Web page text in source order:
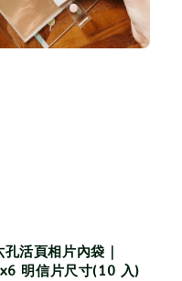
孔活頁相片內袋｜
明信片尺寸(10 入)